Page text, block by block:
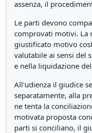
assenza, il
Le parti devono
comprovati motivi. La
giustificato motivo
valutabile ai sensi del
e nella liquidazione
All'udienza il giudice
separatamente, alla
ne tenta la
motivata proposta
parti si conciliano, il